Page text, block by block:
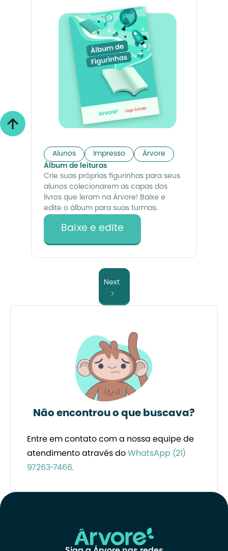
Álbum de leituras
Crie suas próprias figurinhas para seus
alunos colecionarem as capas dos
livros que leram na Árvore! Baixe e
edite o álbum para suas turmas.
Baixe e edite
Alunos Impresso Árvore
Next
Não encontrou o que buscava?
Entre em contato com a nossa equipe de
atendimento através do WhatsApp (21)
97263-7466.